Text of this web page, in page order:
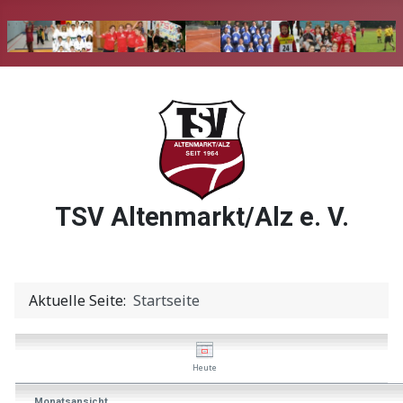
TSV Altenmarkt/Alz e. V.
Aktuelle Seite: Startseite
Heute